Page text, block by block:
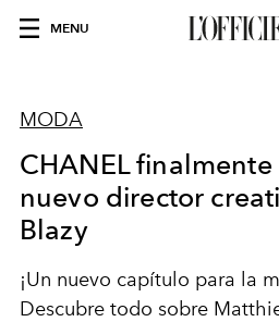
MENU
MODA
CHANEL
nuevo director
Blazy
¡Un nuevo capítulo para la
Descubre todo sobre